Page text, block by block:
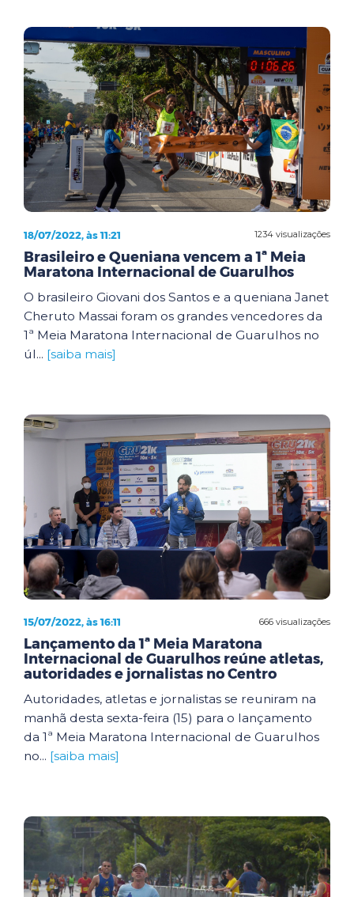
1234 visualizações
18/07/2022, às 11:21
Brasileiro e Queniana vencem a 1ª Meia
Maratona Internacional de Guarulhos
O brasileiro Giovani dos Santos e a queniana Janet
Cheruto Massai foram os grandes vencedores da
1ª Meia Maratona Internacional de Guarulhos no
úl... [saiba mais]
666 visualizações
15/07/2022, às 16:11
Lançamento da 1ª Meia Maratona
Internacional de Guarulhos reúne atletas,
autoridades e jornalistas no Centro
Autoridades, atletas e jornalistas se reuniram na
manhã desta sexta-feira (15) para o lançamento
da 1ª Meia Maratona Internacional de Guarulhos
no... [saiba mais]